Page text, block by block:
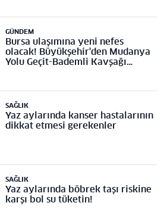
GÜNDEM
Bursa ulaşımına yeni nefes
olacak! Büyükşehir'den Mudanya
Yolu Geçit-Bademli Kavşağı
SAĞLIK
Yaz aylarında kanser hastalarının
dikkat etmesi gerekenler
SAĞLIK
Yaz aylarında böbrek taşı riskine
karşı bol su tüketin!